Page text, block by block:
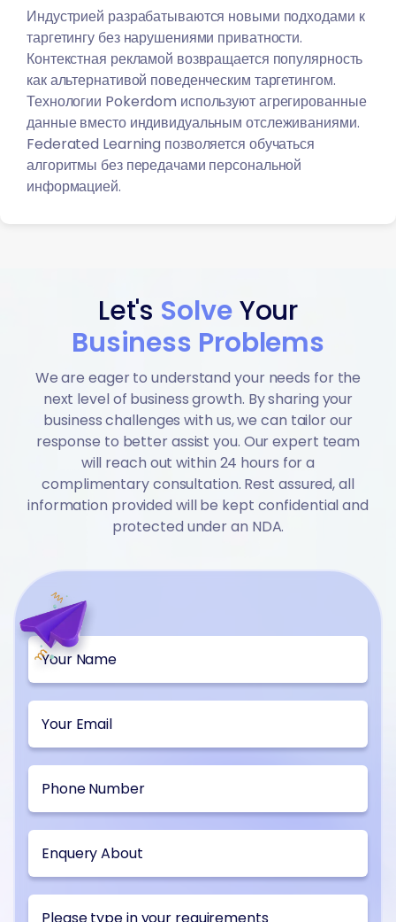
Индустрией разрабатываются новыми подходами к
таргетингу без нарушениями приватности.
Контекстная рекламой возвращается популярность
как альтернативой поведенческим таргетингом.
Технологии Pokerdom используют агрегированные
данные вместо индивидуальным отслеживаниями.
Federated Learning позволяется обучаться
алгоритмы без передачами персональной
информацией.
Let's SolveYour
Business Problems
We are eager to understand your needs for the
next level of business growth. By sharing your
business challenges with us, we can tailor our
response to better assist you. Our expert team
will reach out within 24 hours for a
complimentary consultation. Rest assured, all
information provided will be kept confidential and
protected under an NDA.